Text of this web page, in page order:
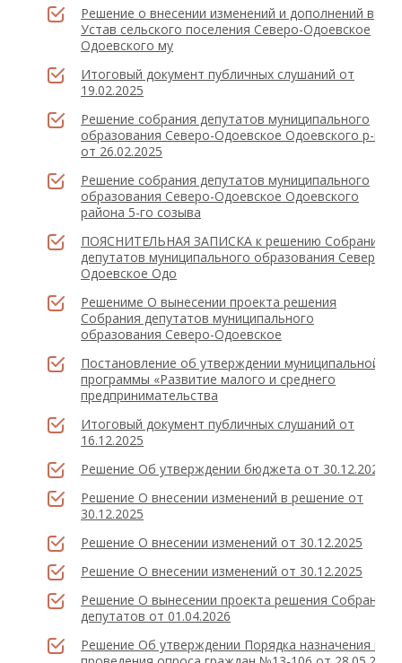
Решение о внесении изменений и дополнений в
Устав сельского поселения Северо-Одоевское
Одоевского му
Итоговый документ публичных слушаний от
19.02.2025
Решение собрания депутатов муниципального
образования Северо-Одоевское Одоевского р-на
от 26.02.2025
Решение собрания депутатов муниципального
образования Северо-Одоевское Одоевского
района 5-го созыва
ПОЯСНИТЕЛЬНАЯ ЗАПИСКА к решению Собрания
депутатов муниципального образования Северо-
Одоевское Одо
Решениме О вынесении проекта решения
Собрания депутатов муниципального
образования Северо-Одоевское
Постановление об утверждении муниципальной
программы «Развитие малого и среднего
предпринимательства
Итоговый документ публичных слушаний от
16.12.2025
Решение Об утверждении бюджета от 30.12.2025
Решение О внесении изменений в решение от
30.12.2025
Решение О внесении изменений от 30.12.2025
Решение О внесении изменений от 30.12.2025
Решение О вынесении проекта решения Собрания
депутатов от 01.04.2026
Решение Об утверждении Порядка назначения и